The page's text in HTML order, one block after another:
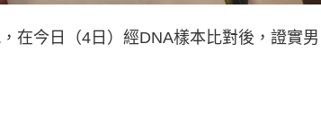
在今日（4日）經DNA樣本比對後，證實男